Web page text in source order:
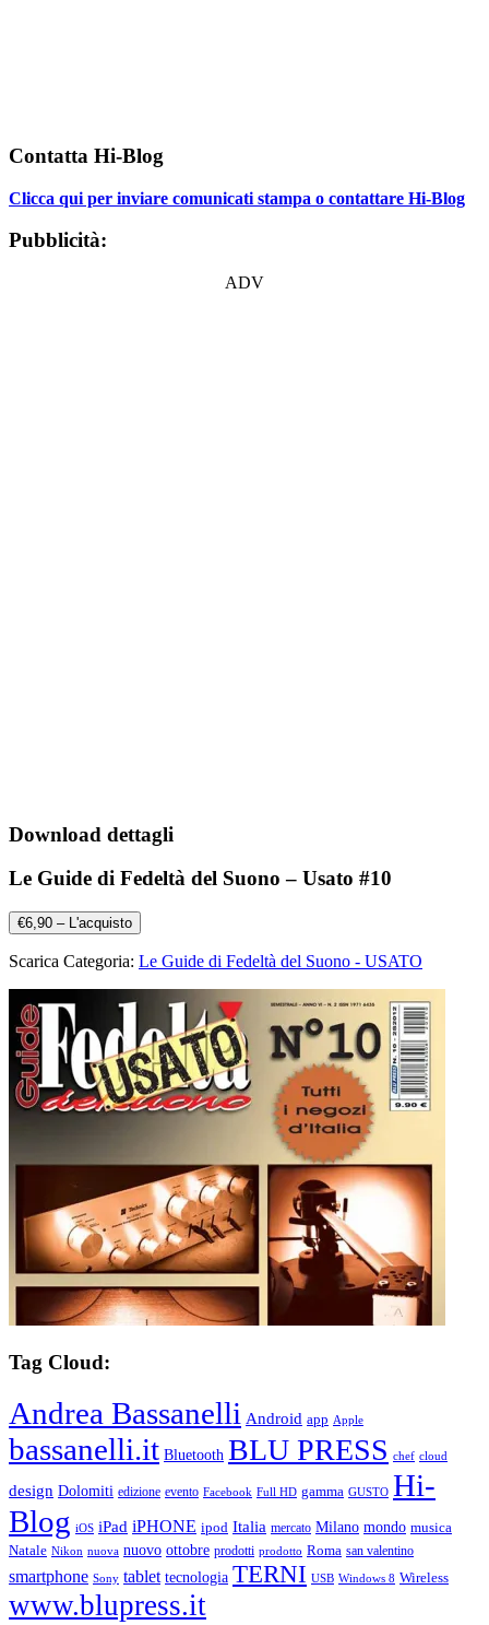
Contatta Hi-Blog
Clicca qui per inviare comunicati stampa o contattare Hi-Blog
Pubblicità:
ADV
Download dettagli
Le Guide di Fedeltà del Suono – Usato #10
€6,90 – L'acquisto
Scarica Categoria: Le Guide di Fedeltà del Suono - USATO
Tag Cloud:
Andrea Bassanelli Android app Apple
bassanelli.it Bluetooth BLU PRESS chef cloud
design Dolomiti edizione evento Facebook Full HD gamma GUSTO Hi-
Blog iOS iPad iPHONE ipod Italia mercato Milano mondo musica
Natale Nikon nuova nuovo ottobre prodotti prodotto Roma san valentino
smartphone Sony tablet tecnologia TERNI USB Windows 8 Wireless
www.blupress.it